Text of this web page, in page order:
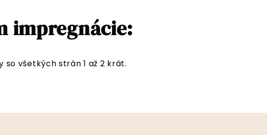
impregnácie:
všetkých strán 1 až 2 krát.